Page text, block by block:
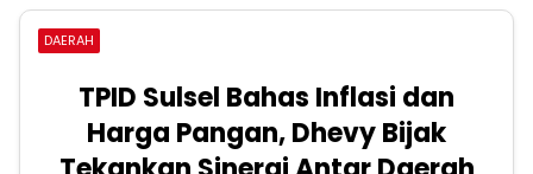
DAERAH
TPID Sulsel Bahas Inflasi dan
Harga Pangan, Dhevy Bijak